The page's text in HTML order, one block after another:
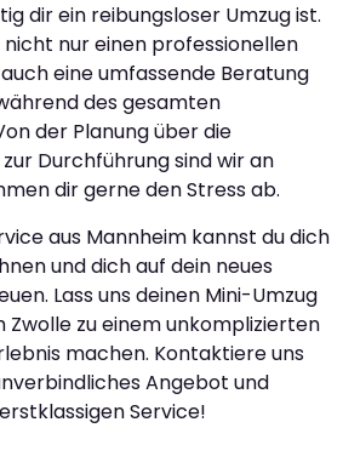
dir ein reibungsloser Umzug ist.
nur einen professionellen
eine umfassende Beratung
des gesamten
der Planung über die
Durchführung sind wir an
dir gerne den Stress ab.
aus Mannheim kannst du dich
und dich auf dein neues
Lass uns deinen Mini-Umzug
Zwolle zu einem unkomplizierten
machen. Kontaktiere uns
Angebot und
Service!